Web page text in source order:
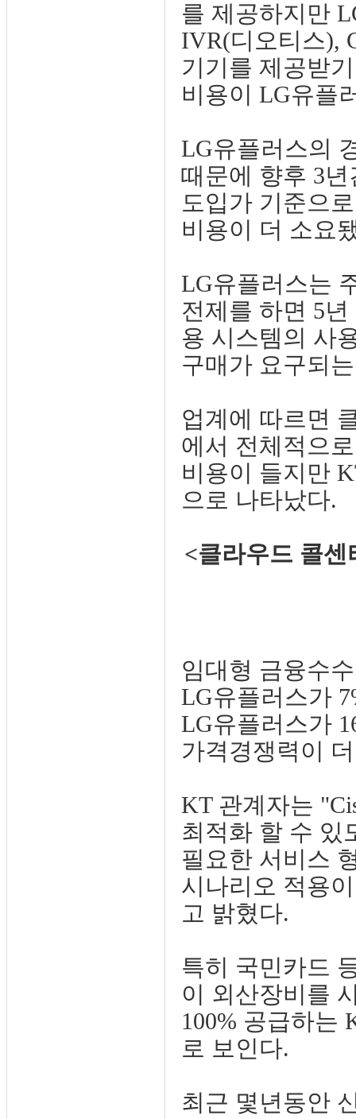
를 제공하지만
IVR(디오티스),
기기를 제공받
비용이 LG유플
LG유플러스의
때문에 향후 3
도입가 기준으
비용이 더 소요
LG유플러스는
전제를 하면 5
용 시스템의 사
구매가 요구되
업계에 따르면
에서 전체적으
비용이 들지만
으로 나타났다.
<클라우드 콜
임대형 금융수
LG유플러스가
LG유플러스가
가격경쟁력이
KT 관계자는
최적화 할 수 있
필요한 서비스
시나리오 적용
고 밝혔다.
특히 국민카드
이 외산장비를
100% 공급하는
로 보인다.
최근 몇년동안